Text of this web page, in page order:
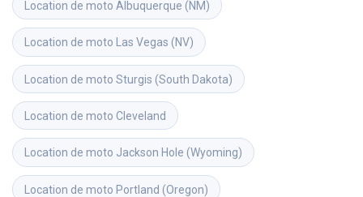
Location de moto Albuquerque (NM)
Location de moto Las Vegas (NV)
Location de moto Sturgis (South Dakota)
Location de moto Cleveland
Location de moto Jackson Hole (Wyoming)
Location de moto Portland (Oregon)